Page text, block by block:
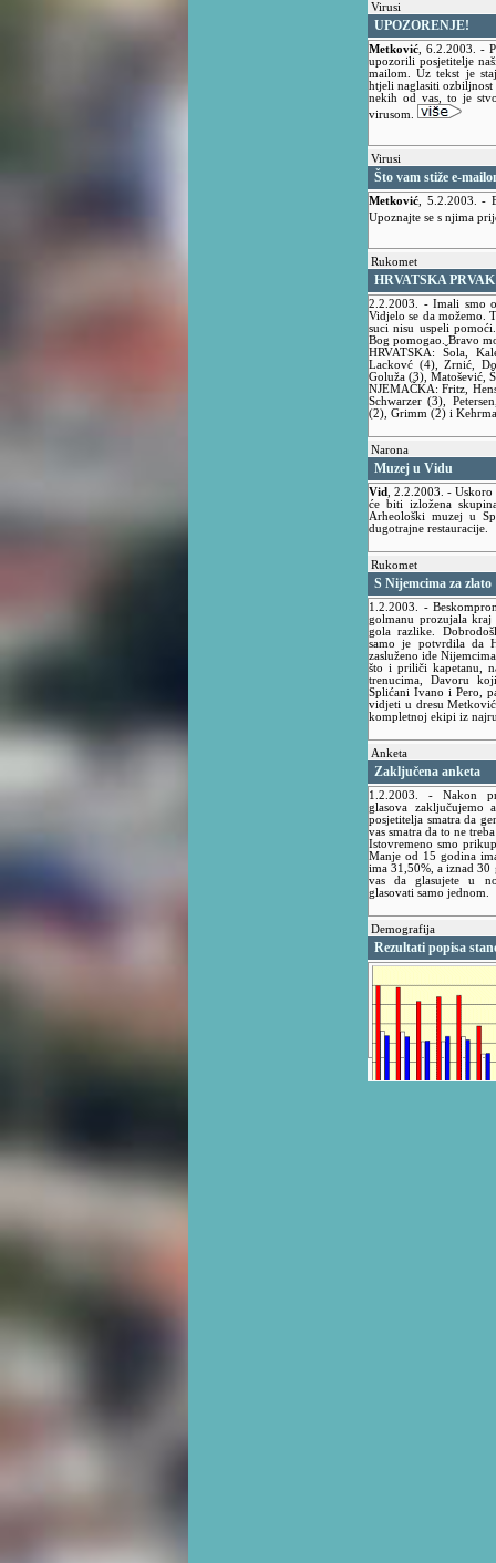
Virusi
UPOZORENJE!
Metković 6.2.2003. -
upozorili posjetitelje
mailom. Uz tekst je
htjeli naglasiti ozbiljnost
nekih od vas, to je
virusom.
Virusi
Što vam stiže e-
Metković 5.2.2003.-
Upoznajte se s njima
Rukomet
HRVATSKA
2.2.2003. - Imali smo
Vidjelo se da možemo.
suci nisu uspeli
Bog pomogao. Bravo
HRVATSKA: Šola,
Lackovć (4), Zrnić,
Goluža (3), Matošević,
NJEMAČKA: Fritz,
Schwarzer (3),
(2), Grimm (2) i
Narona
Muzej u Vidu
Vid 2.2.2003. - Uskoro
će biti izložena
Arheološki muzej u
dugotrajne restauracije.
Rukomet
S Nijemcima za zlato
1.2.2003. -
golmanu prozujala kraj
gola razlike.
samo je potvrdila da
zasluženo ide
što i priliči kapetanu,
trenucima, Davoru
Splićani Ivano i Pero,
vidjeti u dresu
kompletnoj ekipi iz
Anketa
Zaključena anketa
1.2.2003. - Nakon
glasova zaključujemo
posjetitelja smatra da
vas smatra da to ne
Istovremeno smo
Manje od 15 godina
ima 31,50%, a iznad 30
vas da glasujete u
glasovati samo jednom.
Demografija
Rezultati popisa